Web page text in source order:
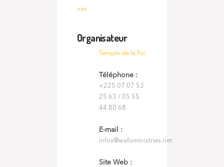
net
Organisateur
Temple de la Foi
Téléphone :
+225 07 07 53
25 63 / 05 55
44 80 68
E-mail :
infos@wafoministries.net
Site Web :